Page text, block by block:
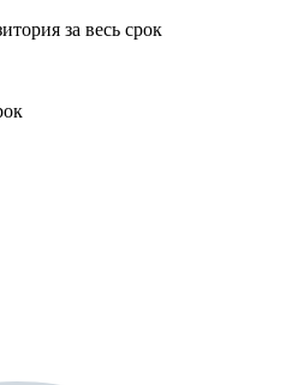
за весь срок